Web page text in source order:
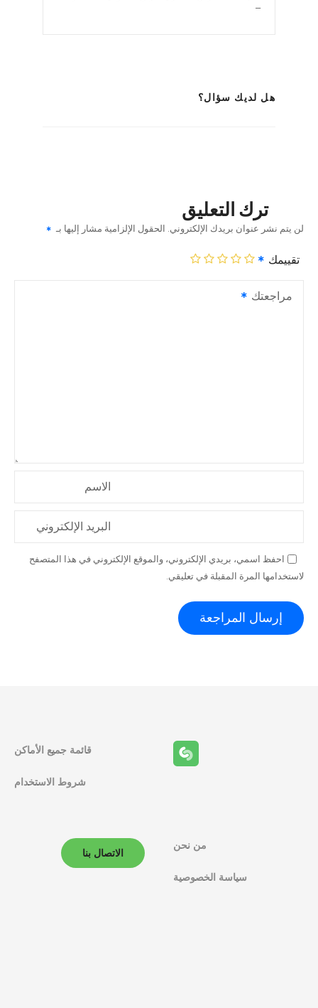
–
هل لديك سؤال؟
ترك التعليق
لن يتم نشر عنوان بريدك الإلكتروني. الحقول الإلزامية مشار إليها بـ
تقييمك
مراجعتك
الاسم
البريد الإلكتروني
احفظ اسمي، بريدي الإلكتروني، والموقع الإلكتروني في هذا المتصفح
لاستخدامها المرة المقبلة في تعليقي.
قائمة جميع الأماكن
شروط الاستخدام
من نحن
سياسة الخصوصية
الاتصال بنا